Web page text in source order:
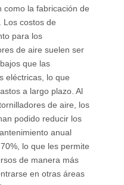
como la fabricación de
Los costos de
para los
de aire suelen ser
que las
eléctricas, lo que
a largo plazo. Al
de aire, los
podido reducir los
anual
lo que les permite
de manera más
en otras áreas